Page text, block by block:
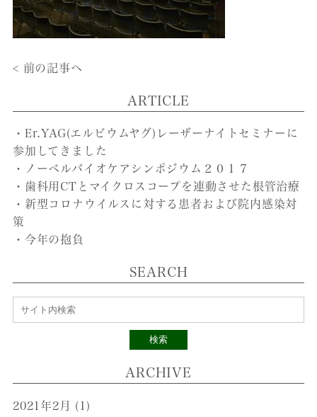
< 前の記事へ
ARTICLE
・Er.YAG(エルビウムヤグ)レーザーナイトセミナーに
参加してきました
・ノーベルバイオケアシンポジウム２０１７
・歯科用CTとマイクロスコープを連動させた根管治療
・新型コロナウイルスに対する患者および院内感染対
策
・今年の抱負
SEARCH
検索
ARCHIVE
2021年2月 (1)